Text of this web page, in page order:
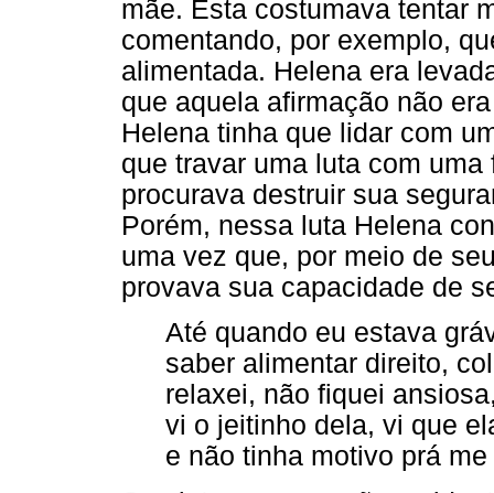
mãe. Esta costumava tentar
comentando, por exemplo,
alimentada. Helena era
que aquela afirmação não
Helena tinha que lidar com
que travar uma luta com
procurava destruir sua
Porém, nessa luta Helena
uma vez que, por meio de
provava sua capacidade de
Até quando eu estava
saber alimentar direito,
relaxei, não fiquei
vi o jeitinho dela, vi que
e não tinha motivo prá